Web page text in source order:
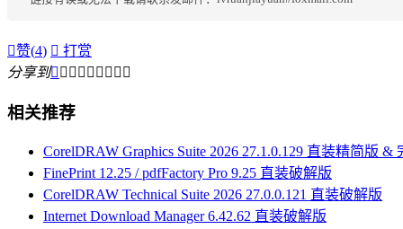
赞(4)  打赏
分享到        
相关推荐
CorelDRAW Graphics Suite 2026 27.1.0.129 直装精简版 &
FinePrint 12.25 / pdfFactory Pro 9.25 直装破解版
CorelDRAW Technical Suite 2026 27.0.0.121 直装破解版
Internet Download Manager 6.42.62 直装破解版